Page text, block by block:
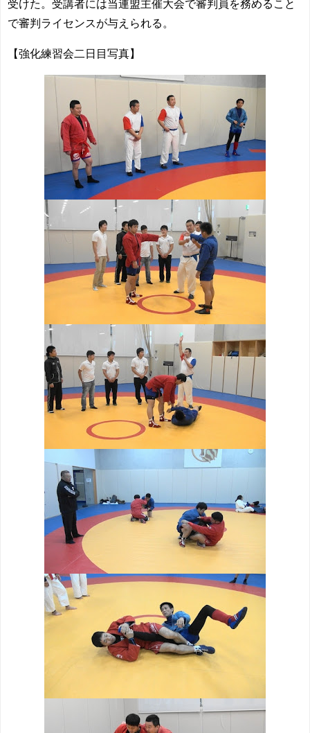
受けた。受講者には当連盟主催大会で審判員を務めること
で審判ライセンスが与えられる。
【強化練習会二日目写真】